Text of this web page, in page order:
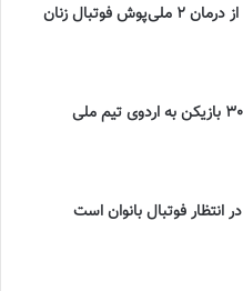
فوتبال زنان
انتظار فوتبال بانوان است